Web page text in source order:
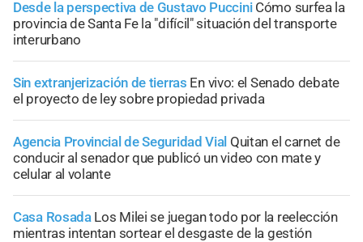
Desde la perspectiva de Gustavo Puccini Cómo surfea la
provincia de Santa Fe la "difícil" situación del transporte
interurbano
Sin extranjerización de tierras En vivo: el Senado debate
el proyecto de ley sobre propiedad privada
Agencia Provincial de Seguridad Vial Quitan el carnet de
conducir al senador que publicó un video con mate y
celular al volante
Casa Rosada Los Milei se juegan todo por la reelección
mientras intentan sortear el desgaste de la gestión